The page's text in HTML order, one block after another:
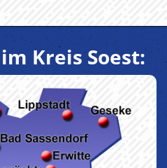
Kreis Soest: